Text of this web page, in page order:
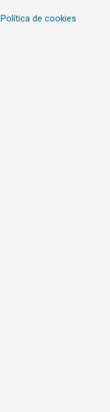
Política de cookies